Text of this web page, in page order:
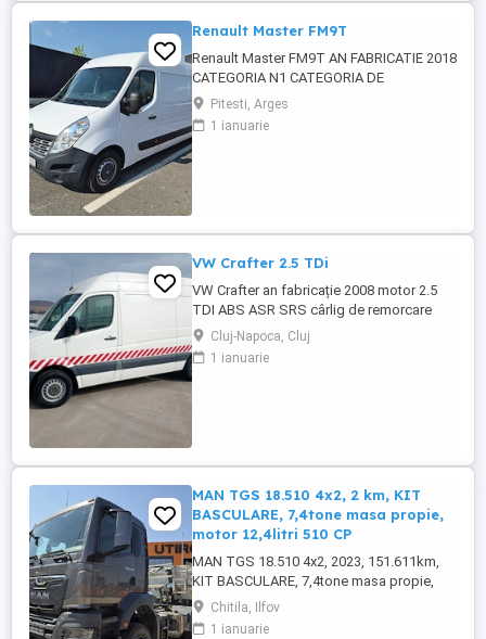
Renault Master FM9T
Renault Master FM9T AN FABRICATIE 2018
CATEGORIA N1 CATEGORIA DE
FOLOSINTA AUTOUTILITARA N1
CAROSERIE BB FURGON PUTERE KW 96
TIP COMBUSTIBIL MOTORINA NORMA DE
Pitesti, Arges
1 ianuarie
VW Crafter 2.5 TDi
VW Crafter an fabricație 2008 motor 2.5
TDI ABS ASR SRS cârlig de remorcare
Cluj-Napoca, Cluj
1 ianuarie
MAN TGS 18.510 4x2, 2 km, KIT
BASCULARE, 7,4tone masa propie,
motor 12,4litri 510 CP
MAN TGS 18.510 4x2, 2023, 151.611km,
KIT BASCULARE, 7,4tone masa propie,
motor 12,4litri 510 CP
Chitila, Ilfov
1 ianuarie